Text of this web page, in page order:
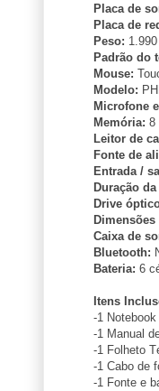
Placa de
Placa de
Peso:
Padrão do
Mouse:
Modelo:
Microfone
Memória: 8
Leitor de
Fonte de
Entrada /
Duração
Drive
Caixa de
Bluetooth:
Bateria: 6
Itens
-1 Notebook
-1 Manual
-1 Folheto
-1 Cabo de
-1 Fonte e